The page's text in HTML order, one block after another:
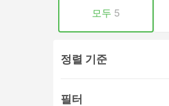
모두 5
정렬 기준
필터